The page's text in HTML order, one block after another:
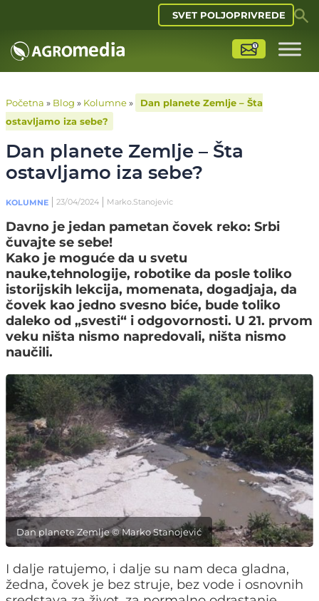
SVET POLJOPRIVREDE
Početna » Blog » Kolumne»
Dan planete Zemlje – Šta
ostavljamo iza sebe?
Dan planete Zemlje – Šta
ostavljamo iza sebe?
KOLUMNE 23/04/2024 Marko.Stanojevic
Davno je jedan pametan čovek reko: Srbi
čuvajte se sebe!
Kako je moguće da u svetu
nauke,tehnologije, robotike da posle toliko
istorijskih lekcija, momenata, dogadjaja, da
čovek kao jedno svesno biće, bude toliko
daleko od „svesti“ i odgovornosti. U 21. prvom
veku ništa nismo napredovali, ništa nismo
naučili.
Dan planete Zemlje © Marko Stanojević
I dalje ratujemo, i dalje su nam deca gladna,
žedna, čovek je bez struje, bez vode i osnovnih